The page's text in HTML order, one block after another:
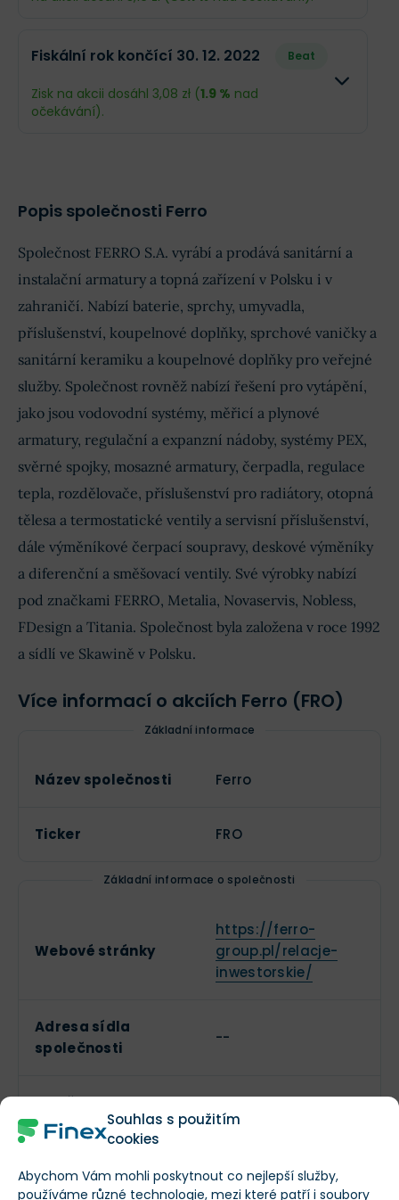
Souhlas s použitím
cookies
Abychom Vám mohli poskytnout co nejlepší služby,
používáme různé technologie, mezi které patří i soubory
803,2 mil.
Příjmy
Fiskální rok končící 30. 12. 2022 Beat
Zisk na akcii dosáhl 3,08 zł (1.9 % nad
očekávání).
EPS 3,02 zł
Popis společnosti Ferro
Společnost FERRO S.A. vyrábí a prodává sanitární a
instalační armatury a topná zařízení v Polsku i v
zahraničí. Nabízí baterie, sprchy, umyvadla,
příslušenství, koupelnové doplňky, sprchové vaničky a
sanitární keramiku a koupelnové doplňky pro veřejné
služby. Společnost rovněž nabízí řešení pro vytápění,
jako jsou vodovodní systémy, měřicí a plynové
armatury, regulační a expanzní nádoby, systémy PEX,
svěrné spojky, mosazné armatury, čerpadla, regulace
tepla, rozdělovače, příslušenství pro radiátory, otopná
tělesa a termostatické ventily a servisní příslušenství,
dále výměníkové čerpací soupravy, deskové výměníky
a diferenční a směšovací ventily. Své výrobky nabízí
pod značkami FERRO, Metalia, Novaservis, Nobless,
FDesign a Titania. Společnost byla založena v roce 1992
a sídlí ve Skawině v Polsku.
Více informací o akciích Ferro (FRO)
Základní informace
Název společnosti Ferro
Ticker FRO
Základní informace o společnosti
Webové stránky
https://ferro-
group.pl/relacje-
inwestorskie/
Adresa sídla
společnosti
--
Založeno 1992